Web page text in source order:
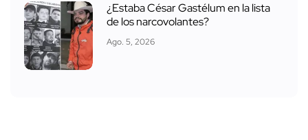
¿Estaba César Gastélum en la lista
de los narcovolantes?
Ago. 5, 2026